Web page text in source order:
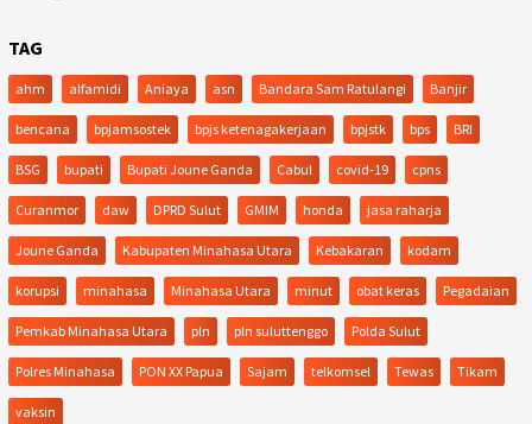
TAG
ahm alfamidi Aniaya asn Bandara Sam Ratulangi Banjir
bencana bpjamsostek bpjs ketenagakerjaan bpjstk bps BRI
BSG bupati Bupati Joune Ganda Cabul covid-19 cpns
Curanmor daw DPRD Sulut GMIM honda jasa raharja
Joune Ganda Kabupaten Minahasa Utara Kebakaran kodam
korupsi minahasa Minahasa Utara minut obat keras Pegadaian
Pemkab Minahasa Utara pln pln suluttenggo Polda Sulut
Polres Minahasa PON XX Papua Sajam telkomsel Tewas Tikam
vaksin